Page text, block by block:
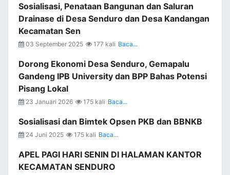
Sosialisasi, Penataan Bangunan dan Saluran
Drainase di Desa Senduro dan Desa Kandangan
Kecamatan Sen
03 September 2025 177 kali Baca...
Dorong Ekonomi Desa Senduro, Gemapalu
Gandeng IPB University dan BPP Bahas Potensi
Pisang Lokal
23 Januari 2026 175 kali Baca...
Sosialisasi dan Bimtek Opsen PKB dan BBNKB
24 Juni 2025 175 kali Baca...
APEL PAGI HARI SENIN DI HALAMAN KANTOR
KECAMATAN SENDURO